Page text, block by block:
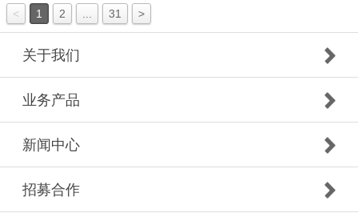
< 1 2 31 >
关于我们
业务产品
新闻中心
招募合作